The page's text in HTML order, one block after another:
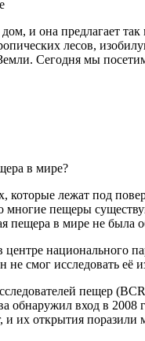
и она предлагает
лесов,
Земли. Сегодня мы
в мире?
которые лежат под
пещеры
пещера в мире не была
национального
смог исследовать её
пещер
обнаружил вход в
их открытия поразили